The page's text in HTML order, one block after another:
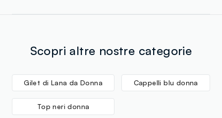
Scopri altre nostre categorie
Gilet di Lana da Donna Cappelli blu donna
Top neri donna